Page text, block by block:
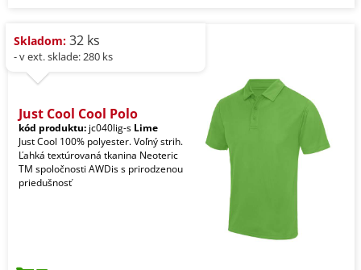
Skladom: 32 ks
- v ext. sklade: 280 ks
Just Cool Cool Polo
kód produktu: jc040lig-s Lime
Just Cool 100% polyester. Voľný strih.
Ľahká textúrovaná tkanina Neoteric
TM spoločnosti AWDis s prirodzenou
priedušnosť